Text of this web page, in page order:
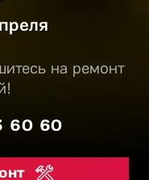
на ремонт
60 60